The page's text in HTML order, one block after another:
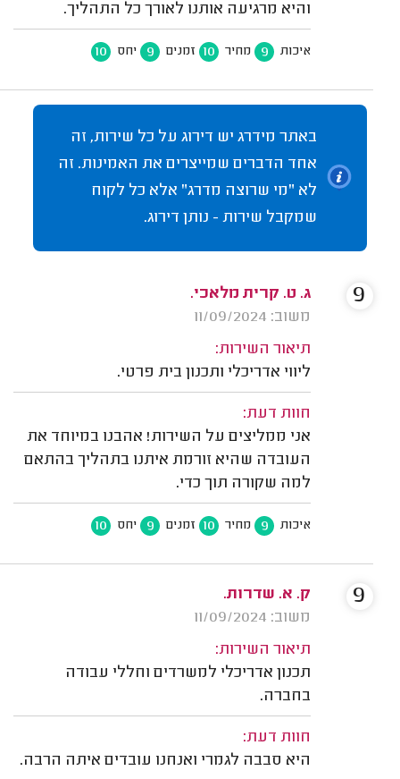
והיא מרגיעה אותנו לאורך כל התהליך.
איכות 9 מחיר 10 זמנים 9 יחס 10
באתר מידרג יש דירוג על כל שירות, זה
אחד הדברים שמייצרים את האמינות. זה
לא "מי שרוצה מדרג" אלא כל לקוח
שמקבל שירות - נותן דירוג.
ג. ט. קרית מלאכי.
משוב: 11/09/2024
תיאור השירות:
ליווי אדריכלי ותכנון בית פרטי.
חוות דעת:
אני ממליצים על השירות! אהבנו במיוחד את
העובדה שהיא זורמת איתנו בתהליך בהתאם
למה שקורה תוך כדי.
איכות 9 מחיר 10 זמנים 9 יחס 10
9
ק. א. שדרות.
משוב: 11/09/2024
תיאור השירות:
תכנון אדריכלי למשרדים וחללי עבודה
בחברה.
חוות דעת:
היא סבבה לגמרי ואנחנו עובדים איתה הרבה.
9